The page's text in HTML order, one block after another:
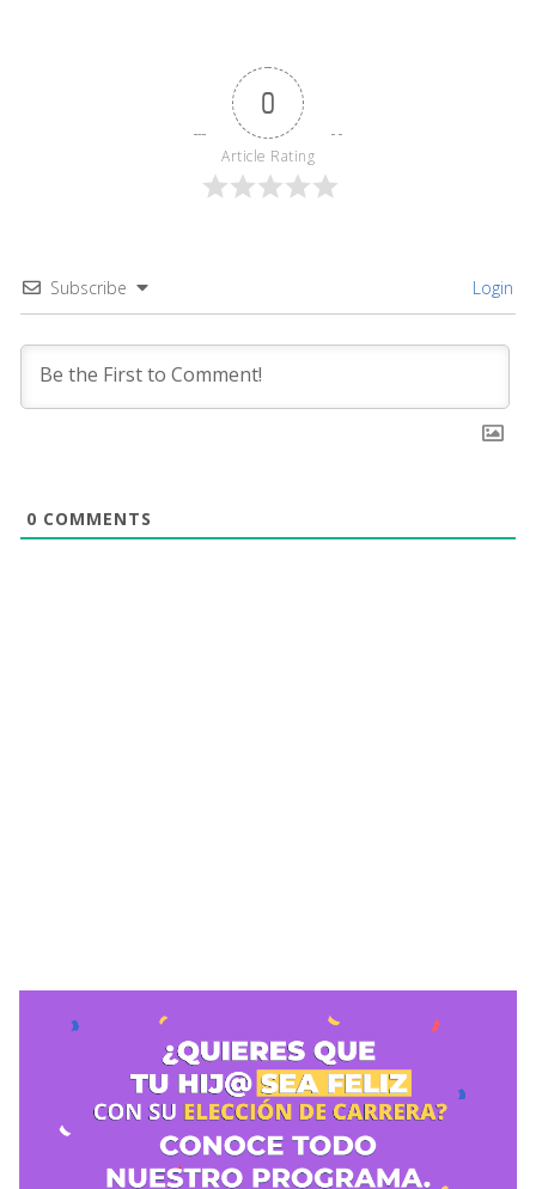
0
Article Rating
Subscribe Login
0 COMMENTS